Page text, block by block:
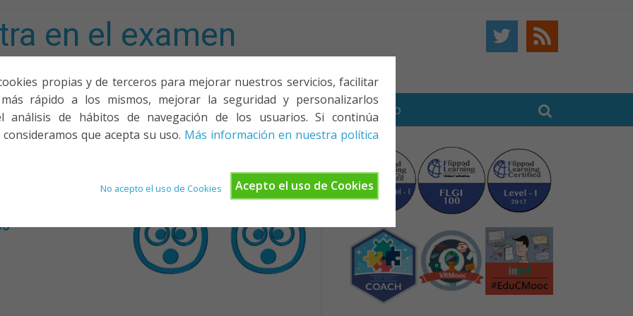
propias y de terceros para mejorar nuestros servicios, facilitar
rápido a los mismos, mejorar la seguridad y personalizarlos
análisis de hábitos de navegación de los usuarios. Si continúa
que acepta su uso. Más información en nuestra política
Acepto el uso de Cookies
No acepto el uso de Cookies
en el examen
PONENCIAS Y CURSOS ¿QUIÉNES SOMOS? YOUTUBE CONTACTO